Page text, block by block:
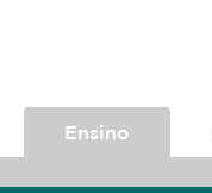
Ensino